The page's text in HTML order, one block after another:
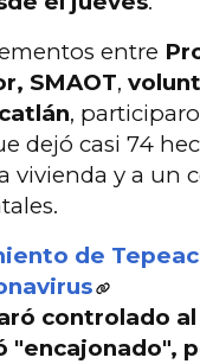
entre
SMAOT,
,
dejó casi 74
vivienda y a un
de
controlado